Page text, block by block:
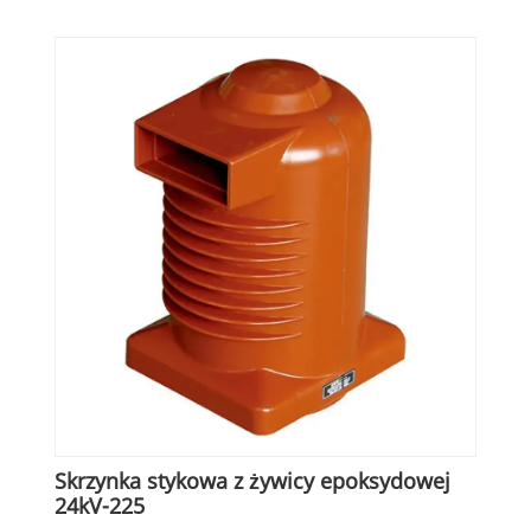
Skrzynka stykowa z żywicy epoksydowej
24kV-225